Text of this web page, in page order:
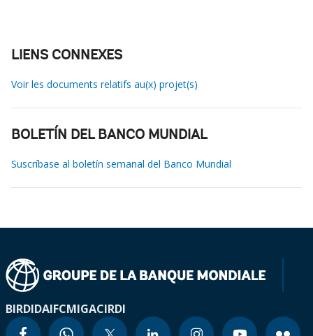
LIENS CONNEXES
Voir les documents relatifs au(x) projet(s)
BOLETÍN DEL BANCO MUNDIAL
Suscríbase al boletín semanal del Banco Mundial
BIRDIDAIFCMIGACIRDI